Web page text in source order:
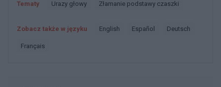
Tematy Urazy głowy Złamanie podstawy czaszki
Zobacz także w języku english español deutsch
français